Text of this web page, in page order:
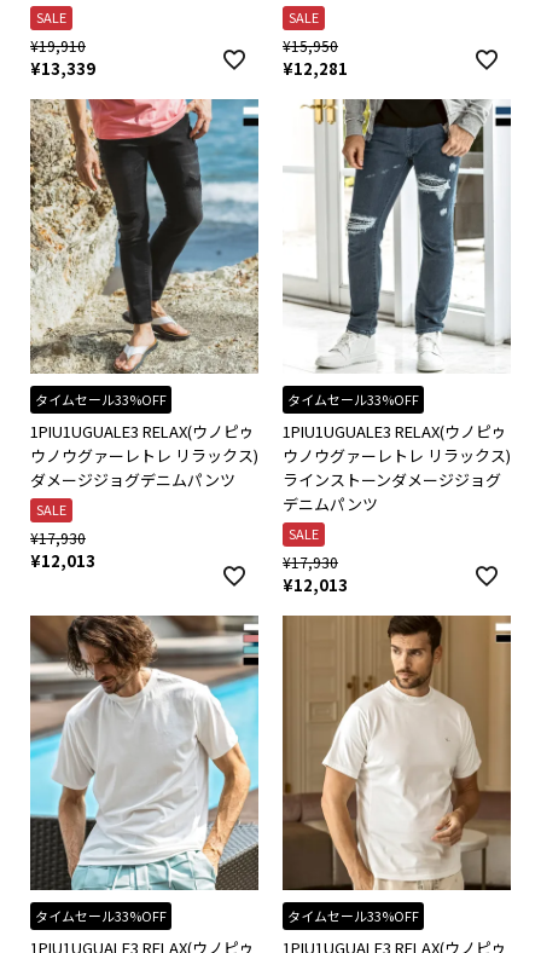
SALE
¥19,910
¥13,339
SALE
¥15,950
¥12,281
タイムセール33%OFF
1PIU1UGUALE3 RELAX(ウノピゥ
ウノウグァーレトレ リラックス)
ダメージジョグデニムパンツ
SALE
¥17,930
¥12,013
タイムセール33%OFF
1PIU1UGUALE3 RELAX(ウノピゥ
ウノウグァーレトレ リラックス)
ラインストーンダメージジョグ
デニムパンツ
SALE
¥17,930
¥12,013
タイムセール33%OFF
1PIU1UGUALE3 RELAX(ウノピゥ
タイムセール33%OFF
1PIU1UGUALE3 RELAX(ウノピゥ